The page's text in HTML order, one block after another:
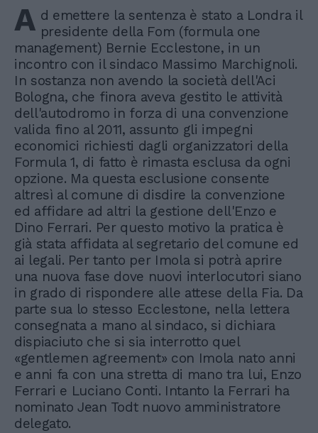
A d emettere la sentenza è stato a Londra il
presidente della Fom (formula one
management) Bernie Ecclestone, in un
incontro con il sindaco Massimo Marchignoli.
In sostanza non avendo la società dell'Aci
Bologna, che finora aveva gestito le attività
dell'autodromo in forza di una convenzione
valida fino al 2011, assunto gli impegni
economici richiesti dagli organizzatori della
Formula 1, di fatto è rimasta esclusa da ogni
opzione. Ma questa esclusione consente
altresì al comune di disdire la convenzione
ed affidare ad altri la gestione dell'Enzo e
Dino Ferrari. Per questo motivo la pratica è
già stata affidata al segretario del comune ed
ai legali. Per tanto per Imola si potrà aprire
una nuova fase dove nuovi interlocutori siano
in grado di rispondere alle attese della Fia. Da
parte sua lo stesso Ecclestone, nella lettera
consegnata a mano al sindaco, si dichiara
dispiaciuto che si sia interrotto quel
«gentlemen agreement» con Imola nato anni
e anni fa con una stretta di mano tra lui, Enzo
Ferrari e Luciano Conti. Intanto la Ferrari ha
nominato Jean Todt nuovo amministratore
delegato.